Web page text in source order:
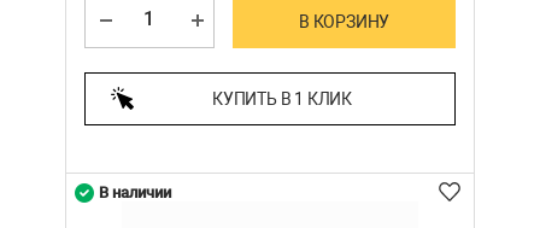
В КОРЗИНУ
КУПИТЬ В 1 КЛИК
В наличии